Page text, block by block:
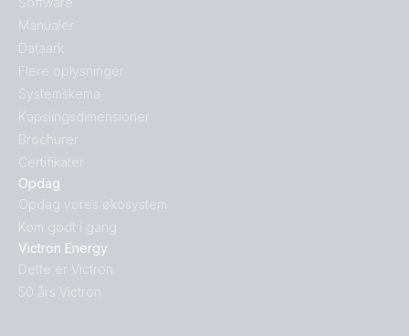
Opdag
Opdag vores økosystem
Kom godt i gang
Victron Energy
Dette er Victron
50 års Victron
Manualer
Dataark
Flere oplysninger
Systemskema
Kapslingsdimensioner
Brochurer
Certifikater